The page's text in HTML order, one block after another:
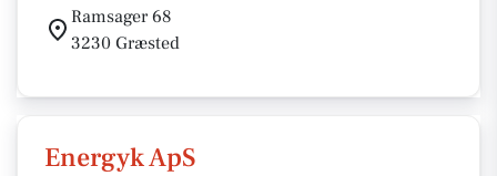
Ramsager 68
3230 Græsted
Energyk ApS